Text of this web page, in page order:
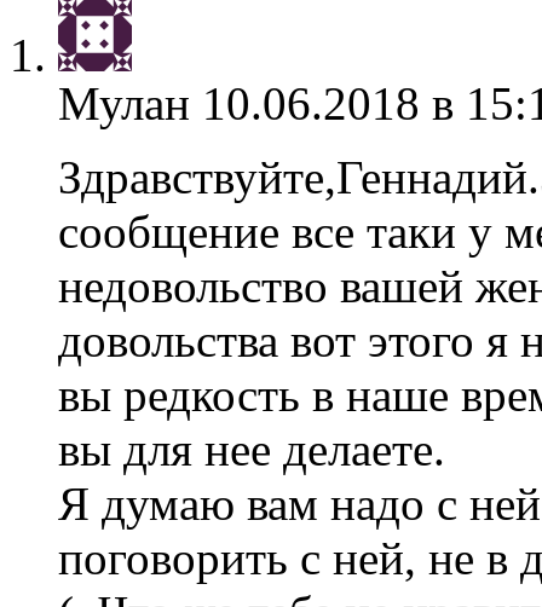
Мулан 10.06.2018 в
сообщение все таки у
недовольство вашей
довольства вот этого
вы редкость в наше
вы для нее делаете.
Я думаю вам надо с
поговорить с ней, не в